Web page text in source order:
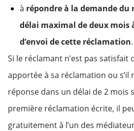
à répondre à la demande du
délai maximal de deux mois
d’envoi de cette réclamation.
Si le réclamant n’est pas satisfait
apportée à sa réclamation ou s’il
réponse dans un délai de 2 mois
première réclamation écrite, il
gratuitement à l’un des